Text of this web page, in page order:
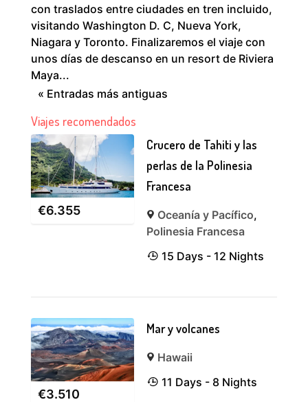
con traslados entre ciudades en tren incluido,
visitando Washington D. C, Nueva York,
Niagara y Toronto. Finalizaremos el viaje con
unos días de descanso en un resort de Riviera
Maya...
« Entradas más antiguas
Viajes recomendados
€6.355
Crucero de Tahiti y las
perlas de la Polinesia
Francesa
Oceanía y Pacífico,
Polinesia Francesa
15 Days - 12 Nights
€3.510
Mar y volcanes
Hawaii
11 Days - 8 Nights